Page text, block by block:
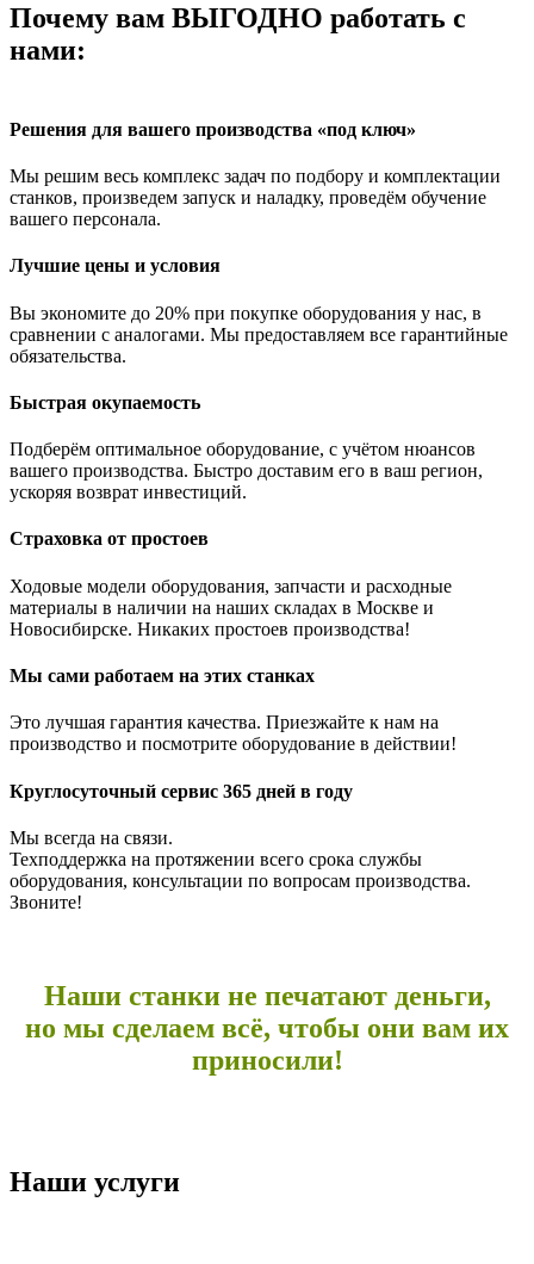
Почему вам ВЫГОДНО работать с
нами:
Решения для вашего производства «под ключ»
Мы решим весь комплекс задач по подбору и комплектации
станков, произведем запуск и наладку, проведём обучение
вашего персонала.
Лучшие цены и условия
Вы экономите до 20% при покупке оборудования у нас, в
сравнении с аналогами. Мы предоставляем все гарантийные
обязательства.
Быстрая окупаемость
Подберём оптимальное оборудование, с учётом нюансов
вашего производства. Быстро доставим его в ваш регион,
ускоряя возврат инвестиций.
Страховка от простоев
Ходовые модели оборудования, запчасти и расходные
материалы в наличии на наших складах в Москве и
Новосибирске. Никаких простоев производства!
Мы сами работаем на этих станках
Это лучшая гарантия качества. Приезжайте к нам на
производство и посмотрите оборудование в действии!
Круглосуточный сервис 365 дней в году
Мы всегда на связи.
Техподдержка на протяжении всего срока службы
оборудования, консультации по вопросам производства.
Звоните!
Наши станки не печатают деньги,
но мы сделаем всё, чтобы они вам их
приносили!
Наши услуги